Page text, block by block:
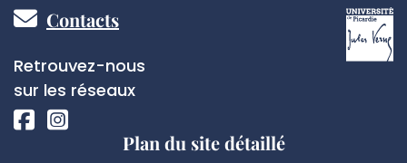
Pied
de
page
Contacts
Réseaux
sociaux
Retrouvez-nous
sur les réseaux
Plan du site détaillé